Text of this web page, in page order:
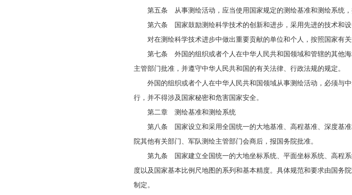
第五条 从事测绘活动，应当使用国家规定的测绘基准和测绘系统，
第六条 国家鼓励测绘科学技术的创新和进步，采用先进的技术和设
对在测绘科学技术进步中做出重要贡献的单位和个人，按照国家有关
第七条 外国的组织或者个人在中华人民共和国领域和管辖的其他
主管部门批准，并遵守中华人民共和国的有关法律、行政法规的规定。
外国的组织或者个人在中华人民共和国领域从事测绘活动，必须与
行，并不得涉及国家秘密和危害国家安全。
第二章 测绘基准和测绘系统
第八条 国家设立和采用全国统一的大地基准、高程基准、深度基
院其他有关部门、军队测绘主管部门会商后，报国务院批准。
第九条 国家建立全国统一的大地坐标系统、平面坐标系统、高程
度以及国家基本比例尺地图的系列和基本精度。具体规范和要求由国务
制定。